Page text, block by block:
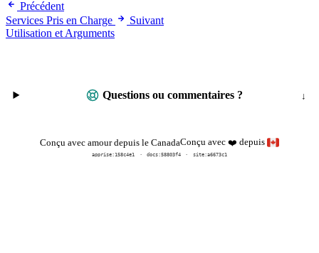
Précédent
Services Pris en Charge
Suivant
Utilisation et Arguments
Questions ou commentaires ?
Conçu avec amour depuis le CanadaConçu avec ❤️ depuis
apprise:158c4e1 docs:58803f4 site:a6673c1